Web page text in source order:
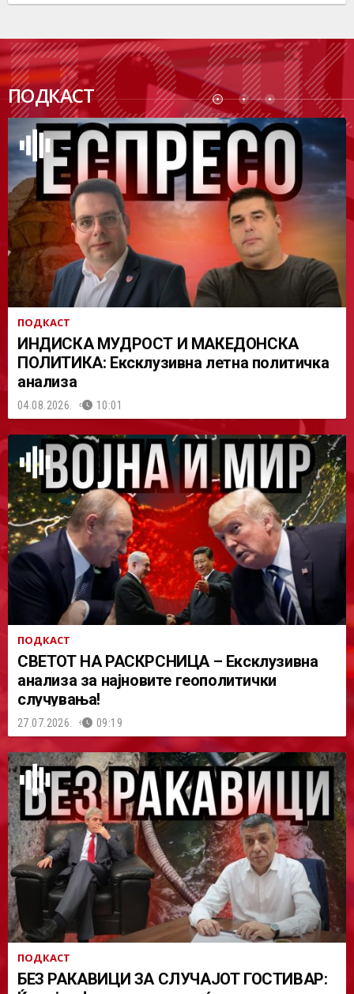
ПОДКАСТ
ПОДК
АСТ
ПОДКАСТ
ИНДИСКА МУДРОСТ И МАКЕДОНСКА
ПОЛИТИКА: Ексклузивна летна политичка
анализа
04.08.2026. 10:01
ПОДКАСТ
СВЕТОТ НА РАСКРСНИЦА – Ексклузивна
анализа за најновите геополитички
случувања!
27.07.2026. 09:19
ПОДКАСТ
БЕЗ РАКАВИЦИ ЗА СЛУЧАЈОТ ГОСТИВАР: